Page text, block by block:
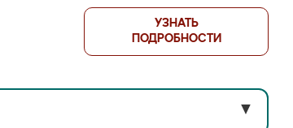
УЗНАТЬ
ПОДРОБНОСТИ
▼